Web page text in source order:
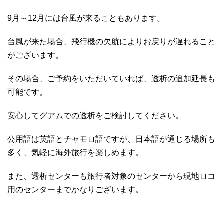
9月～12月には台風が来ることもあります。
台風が来た場合、飛行機の欠航によりお戻りが遅れること
がございます。
その場合、ご予約をいただいていれば、透析の追加延長も
可能です。
安心してグアムでの透析をご検討してください。
公用語は英語とチャモロ語ですが、日本語が通じる場所も
多く、気軽に海外旅行を楽しめます。
また、透析センターも旅行者対象のセンターから現地ロコ
用のセンターまでかなりございます。